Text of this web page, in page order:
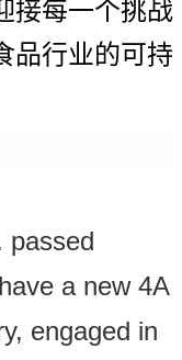
接每一个挑战
品行业的可持
passed
a new 4A
engaged in